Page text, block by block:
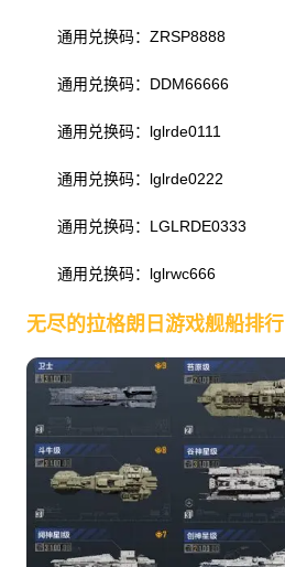
通用兑换码：ZRSP8888
通用兑换码：DDM66666
通用兑换码：lglrde0111
通用兑换码：lglrde0222
通用兑换码：LGLRDE0333
通用兑换码：lglrwc666
无尽的拉格朗日游戏舰船排行